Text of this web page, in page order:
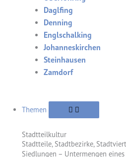
Daglfing
Denning
Englschalking
Johanneskirchen
Steinhausen
Zamdorf
Themen
Stadtteilkultur
Stadtteile, Stadtbezirke,
Siedlungen – Untermengen